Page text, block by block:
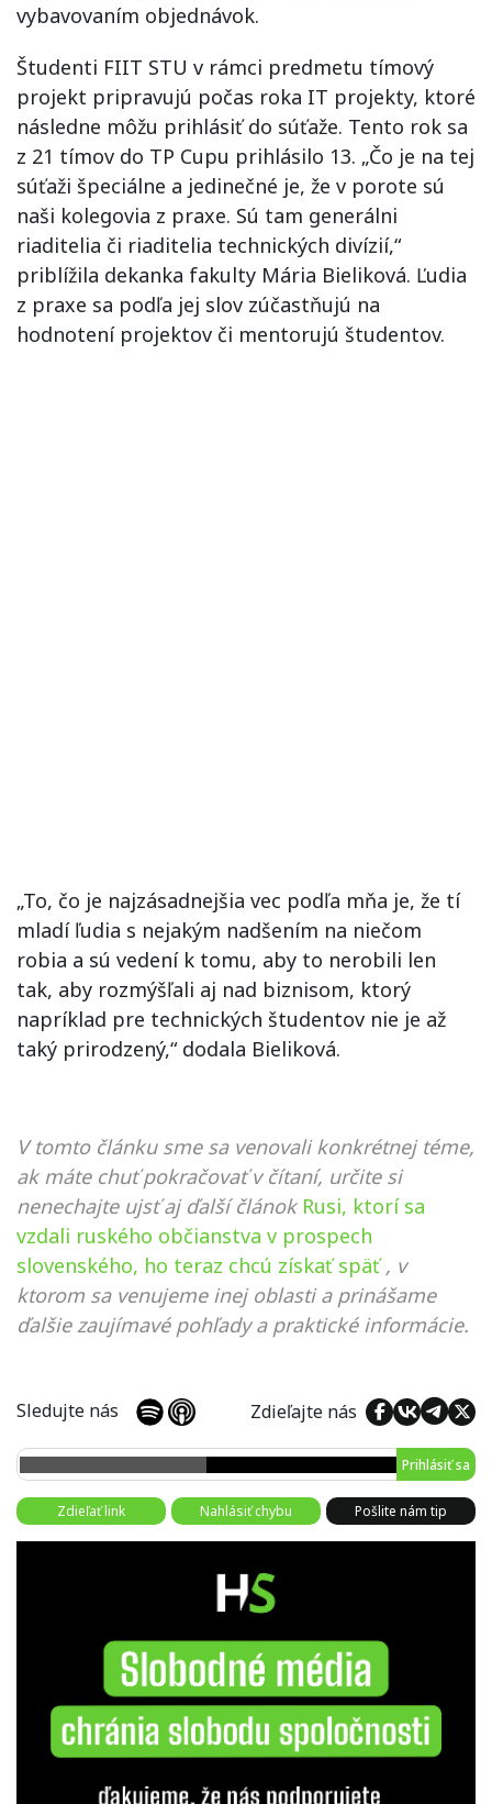
vybavovaním objednávok.
Študenti FIIT STU v rámci predmetu tímový
projekt pripravujú počas roka IT projekty, ktoré
následne môžu prihlásiť do súťaže. Tento rok sa
z 21 tímov do TP Cupu prihlásilo 13. „Čo je na tej
súťaži špeciálne a jedinečné je, že v porote sú
naši kolegovia z praxe. Sú tam generálni
riaditelia či riaditelia technických divízií,“
priblížila dekanka fakulty Mária Bieliková. Ľudia
z praxe sa podľa jej slov zúčastňujú na
hodnotení projektov či mentorujú študentov.
„To, čo je najzásadnejšia vec podľa mňa je, že tí
mladí ľudia s nejakým nadšením na niečom
robia a sú vedení k tomu, aby to nerobili len
tak, aby rozmýšľali aj nad biznisom, ktorý
napríklad pre technických študentov nie je až
taký prirodzený,“ dodala Bieliková.
V tomto článku sme sa venovali konkrétnej téme,
ak máte chuť pokračovať v čítaní, určite si
nenechajte ujsť aj ďalší článok Rusi, ktorí sa
vzdali ruského občianstva v prospech
slovenského, ho teraz chcú získať späť , v
ktorom sa venujeme inej oblasti a prinášame
ďalšie zaujímavé pohľady a praktické informácie.
Sledujte nás Zdieľajte nás
Prihlásiť sa
Zdieľať link Nahlásiť chybu Pošlite nám tip